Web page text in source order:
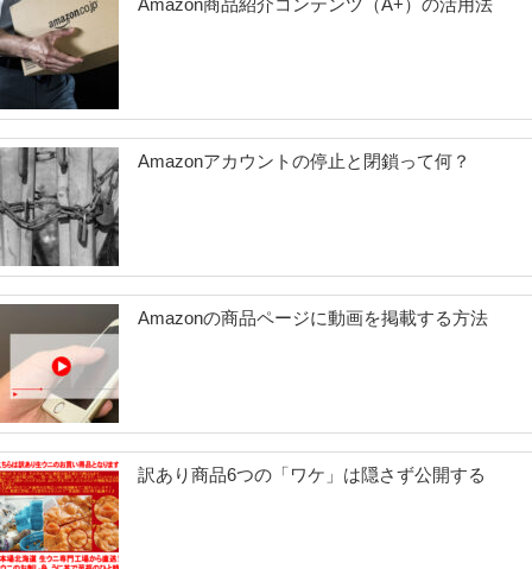
Amazon商品紹介コンテンツ（A+）の活用法
Amazonアカウントの停止と閉鎖って何？
Amazonの商品ページに動画を掲載する方法
訳あり商品6つの「ワケ」は隠さず公開する